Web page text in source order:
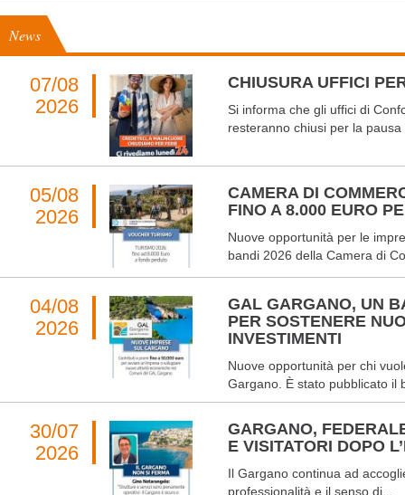
News
07/08
2026
CHIUSURA UFFICI
Si informa che gli uffici di
resteranno chiusi per la pausa
05/08
2026
CAMERA DI
FINO A 8.000 EURO
Nuove opportunità per le
bandi 2026 della Camera di
04/08
2026
GAL GARGANO, UN
PER SOSTENERE
INVESTIMENTI
Nuove opportunità per chi
Gargano. È stato pubblicato il
30/07
2026
GARGANO,
E VISITATORI DOPO
Il Gargano continua ad
professionalità e il senso di...